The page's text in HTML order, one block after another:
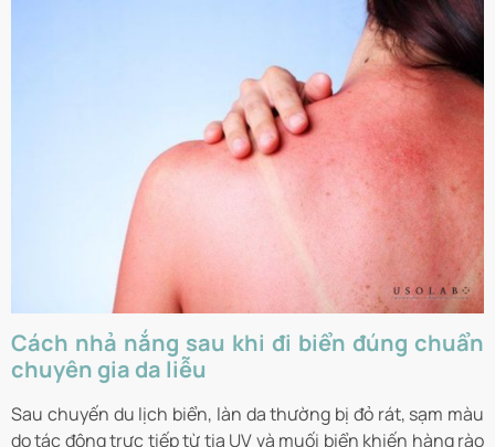
Cách nhả nắng sau khi đi biển đúng chuẩn
chuyên gia da liễu
Sau chuyến du lịch biển, làn da thường bị đỏ rát, sạm màu
do tác động trực tiếp từ tia UV và muối biển khiến hàng rào